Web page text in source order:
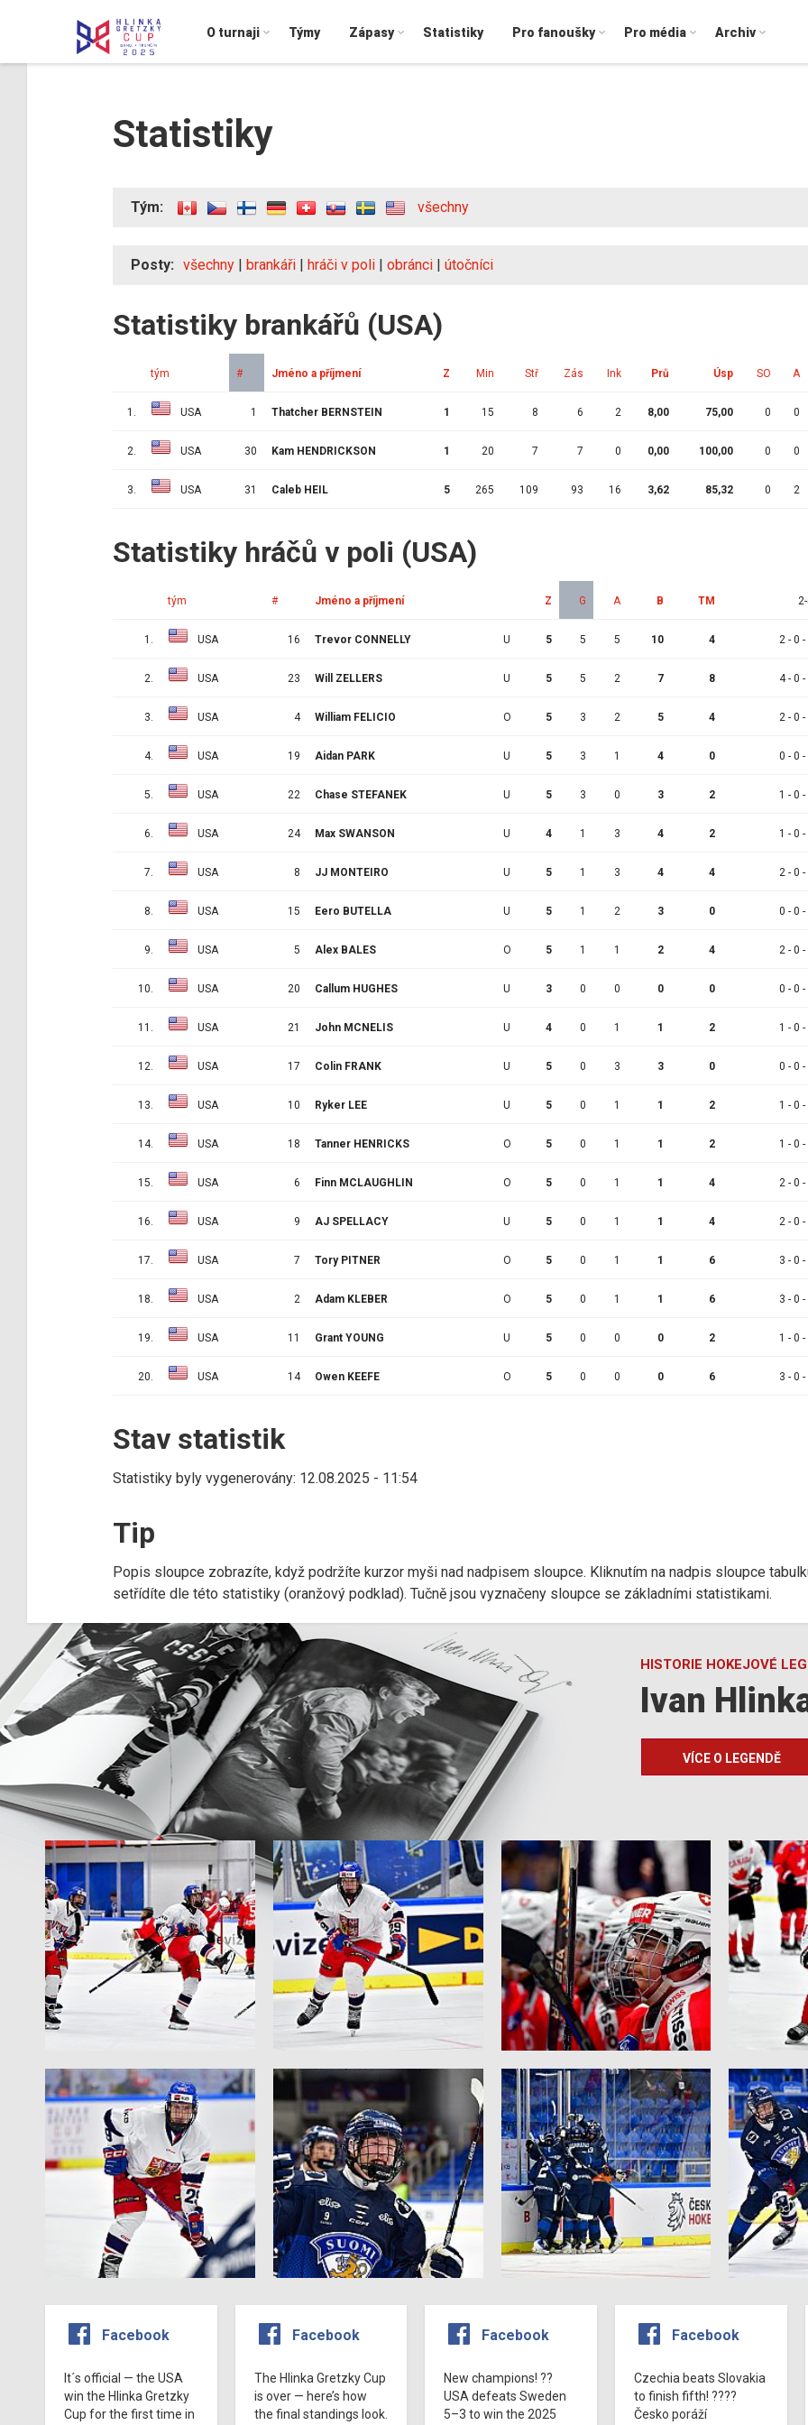
O turnaji Týmy Zápasy Statistiky Pro fanoušky Pro média Archiv
Statistiky
Tým: všechny
Posty: všechny | brankáři | hráči v poli | obránci | útočníci
Statistiky brankářů (USA)
tým # Jméno a příjmení Z Min Stř Zás Ink Prů Úsp SO A
1. USA 1 Thatcher BERNSTEIN 1 15 8 6 2 8,00 75,00 0 0
2. USA 30 Kam HENDRICKSON 1 20 7 7 0 0,00 100,00 0 0
3. USA 31 Caleb HEIL 5 265 109 93 16 3,62 85,32 0 2
Statistiky hráčů v poli (USA)
tým # Jméno a příjmení Z G A B TM
1. USA 16 Trevor CONNELLY U 5 5 5 10 4 2 - 0 -
2. USA 23 Will ZELLERS U 5 5 2 7 8 4 - 0 -
3. USA 4 William FELICIO O 5 3 2 5 4 2 - 0 -
4. USA 19 Aidan PARK U 5 3 1 4 0 0 - 0 -
5. USA 22 Chase STEFANEK U 5 3 0 3 2 1 - 0 -
6. USA 24 Max SWANSON U 4 1 3 4 2 1 - 0 -
7. USA 8 JJ MONTEIRO U 5 1 3 4 4 2 - 0 -
8. USA 15 Eero BUTELLA U 5 1 2 3 0 0 - 0 -
9. USA 5 Alex BALES O 5 1 1 2 4 2 - 0 -
10. USA 20 Callum HUGHES U 3 0 0 0 0 0 - 0 -
11. USA 21 John MCNELIS U 4 0 1 1 2 1 - 0 -
12. USA 17 Colin FRANK U 5 0 3 3 0 0 - 0 -
13. USA 10 Ryker LEE U 5 0 1 1 2 1 - 0 -
14. USA 18 Tanner HENRICKS O 5 0 1 1 2 1 - 0 -
15. USA 6 Finn MCLAUGHLIN O 5 0 1 1 4 2 - 0 -
16. USA 9 AJ SPELLACY U 5 0 1 1 4 2 - 0 -
17. USA 7 Tory PITNER O 5 0 1 1 6 3 - 0 -
18. USA 2 Adam KLEBER O 5 0 1 1 6 3 - 0 -
19. USA 11 Grant YOUNG U 5 0 0 0 2 1 - 0 -
20. USA 14 Owen KEEFE O 5 0 0 0 6 3 - 0 -
Stav statistik
Statistiky byly vygenerovány: 12.08.2025 - 11:54
Tip
Popis sloupce zobrazíte, když podržíte kurzor myši nad nadpisem sloupce. Kliknutím na nadpis sloupce
setřídíte dle této statistiky (oranžový podklad). Tučně jsou vyznačeny sloupce se základními statistikami.
HISTORIE HOKEJOVÉ
Ivan
VÍCE O LEGENDĚ
Facebook
It´s official — the USA
win the Hlinka Gretzky
Cup for the first time in
Facebook
The Hlinka Gretzky Cup
is over — here’s how
the final standings look.
Facebook
New champions! ??
USA defeats Sweden
5–3 to win the 2025
Facebook
Czechia beats Slovakia
to finish fifth! ????
Česko poráží